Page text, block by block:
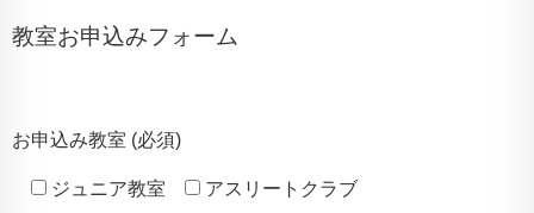
教室お申込みフォーム
お申込み教室 (必須)
ジュニア教室 アスリートクラブ